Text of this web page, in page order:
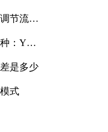
节流量
：Y
是多少
式